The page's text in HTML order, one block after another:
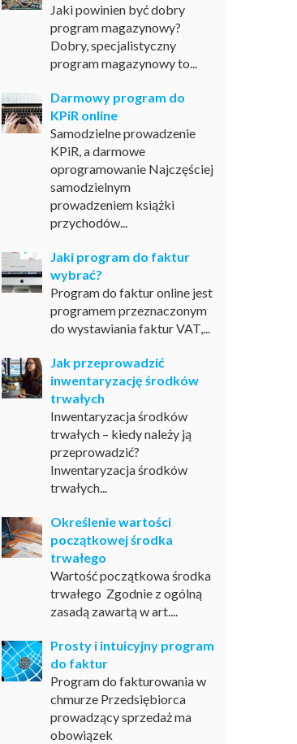
Jaki powinien być dobry
program magazynowy?
Dobry, specjalistyczny
program magazynowy to...
Darmowy program do
KPiR online
Samodzielne prowadzenie
KPiR, a darmowe
oprogramowanie Najczęściej
samodzielnym
prowadzeniem książki
przychodów...
Jaki program do faktur
wybrać?
Program do faktur online jest
programem przeznaczonym
do wystawiania faktur VAT,...
Jak przeprowadzić
inwentaryzację środków
trwałych
Inwentaryzacja środków
trwałych – kiedy należy ją
przeprowadzić?
Inwentaryzacja środków
trwałych...
Określenie wartości
początkowej środka
trwałego
Wartość początkowa środka
trwałego Zgodnie z ogólną
zasadą zawartą w art....
Prosty i intuicyjny program
do faktur
Program do fakturowania w
chmurze Przedsiębiorca
prowadzący sprzedaż ma
obowiązek